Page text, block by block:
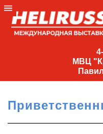
МВЦ
4-
МВЦ
Экспо"
Павильон